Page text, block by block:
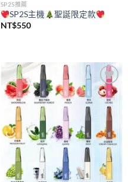
SP2S推薦
SP2S主機
聖誕限定款
NT$550
Add to
wishlist